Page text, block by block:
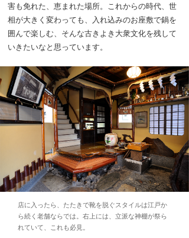
害も免れた、恵まれた場所。これからの時代、世
相が大きく変わっても、入れ込みのお座敷で鍋を
囲んで楽しむ、そんな古きよき大衆文化を残して
いきたいなと思っています。
店に入ったら、たたきで靴を脱ぐスタイルは江戸か
ら続く老舗ならでは。右上には、立派な神棚が祭ら
れていて、これも必見。